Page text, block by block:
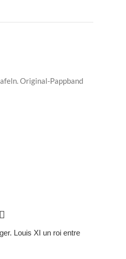
Original-Pappband
Louis XI un roi entre